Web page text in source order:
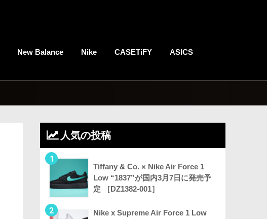
New Balance Nike CASETiFY ASICS
人気の投稿
1
Tiffany & Co. × Nike Air Force 1
Low “1837”が国内3月7日に発売予
定 ［DZ1382-001］
2
Nike x Supreme Air Force 1 Low